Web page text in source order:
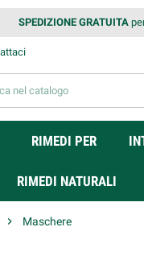
SPEDIZIONE GRATUITA
RIMEDI PER
RIMEDI NATURALI
chevron_right Maschere